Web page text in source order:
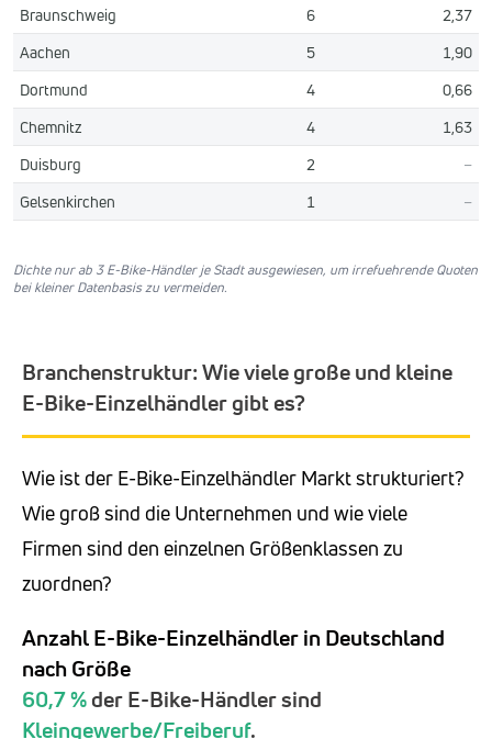
Braunschweig
6
2,37
Aachen
5
1,90
Dortmund
4
0,66
Chemnitz
4
1,63
Duisburg
2
–
Gelsenkirchen
1 –
Dichte nur ab 3 E-Bike-Händler je Stadt ausgewiesen, um irrefuehrende Quoten
bei kleiner Datenbasis zu vermeiden.
Branchenstruktur: Wie viele große und kleine
E-Bike-Einzelhändler gibt es?
Wie ist der E-Bike-Einzelhändler Markt strukturiert?
Wie groß sind die Unternehmen und wie viele
Firmen sind den einzelnen Größenklassen zu
zuordnen?
Anzahl E-Bike-Einzelhändler in Deutschland
nach Größe
60,7 %der E-Bike-Händler sind
Kleingewerbe/Freiberuf.